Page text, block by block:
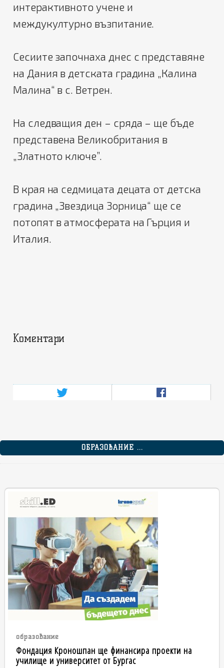
интерактивното учене и
междукултурно възпитание.
Сесиите започнаха днес с представяне
на Дания в детската градина „Калина
Малина“ в с. Ветрен.
На следващия ден – сряда – ще бъде
представена Великобритания в
„Златното ключе”.
В края на седмицата децата от детска
градина „Звездица Зорница“ ще се
потопят в атмосферата на Гърция и
Италия.
Коментари
ОБРАЗОВАНИЕ ...
образование
Фондация Кроношпан ще финансира проекти на
училище и университет от Бургас